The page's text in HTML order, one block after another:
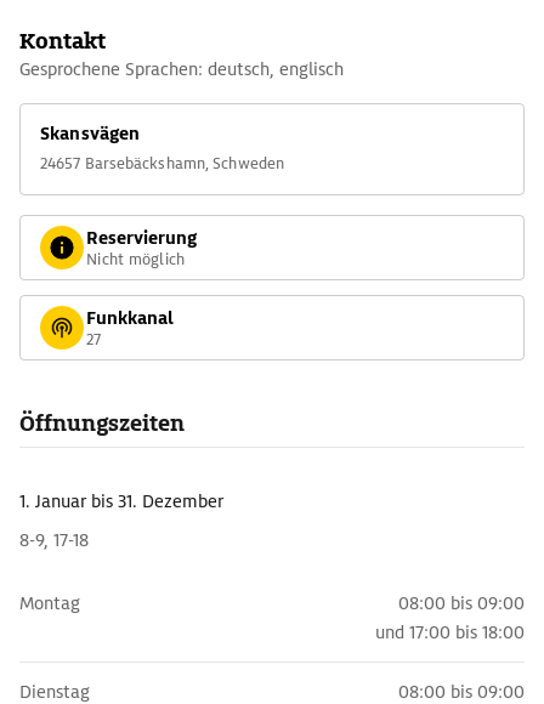
Kontakt
Gesprochene Sprachen: deutsch, englisch
Skansvägen
24657 Barsebäckshamn, Schweden
Reservierung
Nicht möglich
Funkkanal
27
Öffnungszeiten
1. Januar bis 31. Dezember
8-9, 17-18
Montag
08:00 bis 09:00
und 17:00 bis 18:00
Dienstag
08:00 bis 09:00